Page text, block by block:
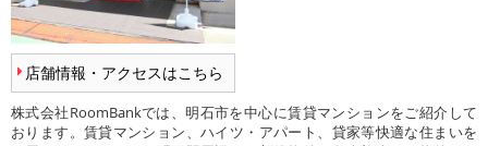
店舗情報・アクセスはこちら
株式会社RoomBankでは、明石市を中心に賃貸マンションをご紹介して
おります。賃貸マンション、ハイツ・アパート、貸家等快適な住まいを